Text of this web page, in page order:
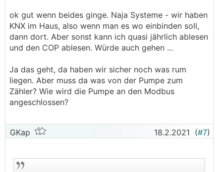
ok gut wenn beides ginge. Naja Systeme - wir haben
KNX im Haus, also wenn man es wo einbinden soll,
dann dort. Aber sonst kann ich quasi jährlich ablesen
und den COP ablesen. Würde auch gehen ...
Ja das geht, da haben wir sicher noch was rum
liegen. Aber muss da was von der Pumpe zum
Zähler? Wie wird die Pumpe an den Modbus
angeschlossen?
GKap 18.2.2021 (#7)